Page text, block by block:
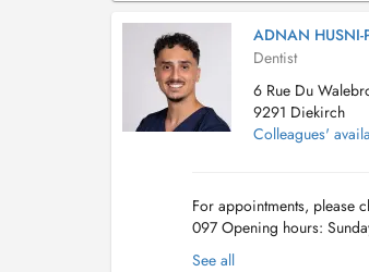
ADNAN HUSNI-
Dentist
6 Rue Du
9291 Diekirch
Colleagues'
For appointments, please
097 Opening hours:
reach the us: J&J Addas Lux
See all